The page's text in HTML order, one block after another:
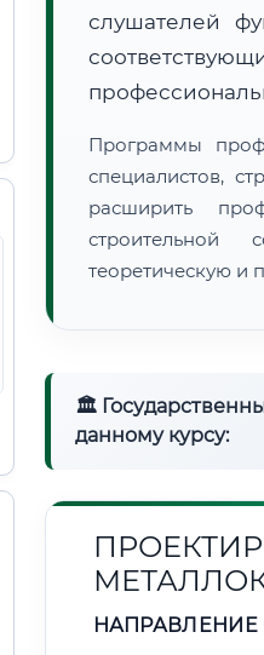
слушателей
Программы
специалистов,
расширить
строительной
теоретическую и
🏛
данному курсу:
НАПРАВЛЕНИЕ